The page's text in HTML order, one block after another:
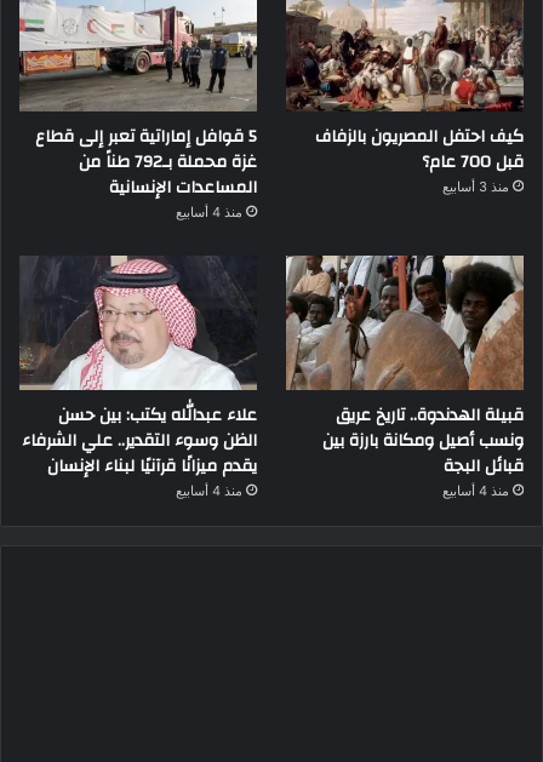
كيف احتفل المصريون بالزفاف
قبل 700 عام؟
منذ 3 أسابيع
5 قوافل إماراتية تعبر إلى قطاع
غزة محملة بـ792 طناً من
المساعدات الإنسانية
منذ 4 أسابيع
قبيلة الهدندوة.. تاريخ عريق
ونسب أصيل ومكانة بارزة بين
قبائل البجة
منذ 4 أسابيع
علاء عبدالله يكتب: بين حسن
الظن وسوء التقدير.. علي الشرفاء
يقدم ميزانًا قرآنيًا لبناء الإنسان
منذ 4 أسابيع